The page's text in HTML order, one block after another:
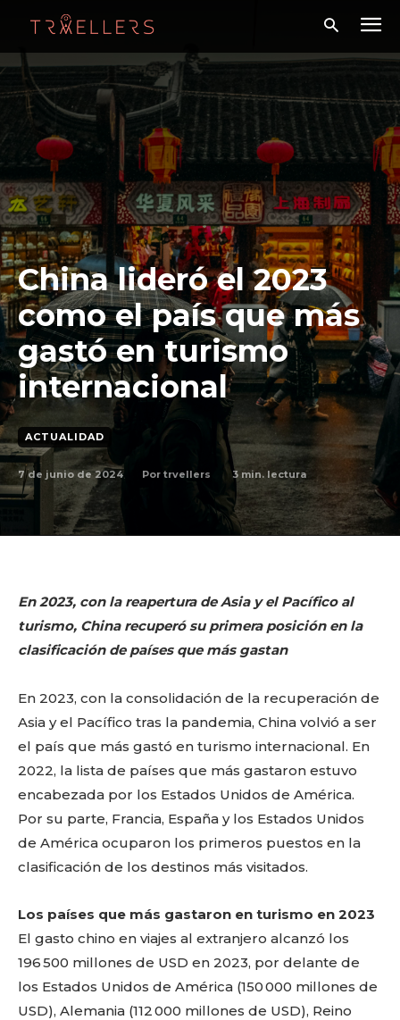
China lideró el 2023
como el país que más
gastó en turismo
internacional
ACTUALIDAD
7 de junio de 2024 Por trvellers 3 min. lectura
En 2023, con la reapertura de Asia y el Pacífico al
turismo, China recuperó su primera posición en la
clasificación de países que más gastan
En 2023, con la consolidación de la recuperación de
Asia y el Pacífico tras la pandemia, China volvió a ser
el país que más gastó en turismo internacional. En
2022, la lista de países que más gastaron estuvo
encabezada por los Estados Unidos de América.
Por su parte, Francia, España y los Estados Unidos
de América ocuparon los primeros puestos en la
clasificación de los destinos más visitados.
Los países que más gastaron en turismo en 2023
El gasto chino en viajes al extranjero alcanzó los
196 500 millones de USD en 2023, por delante de
los Estados Unidos de América (150 000 millones de
USD), Alemania (112 000 millones de USD), Reino